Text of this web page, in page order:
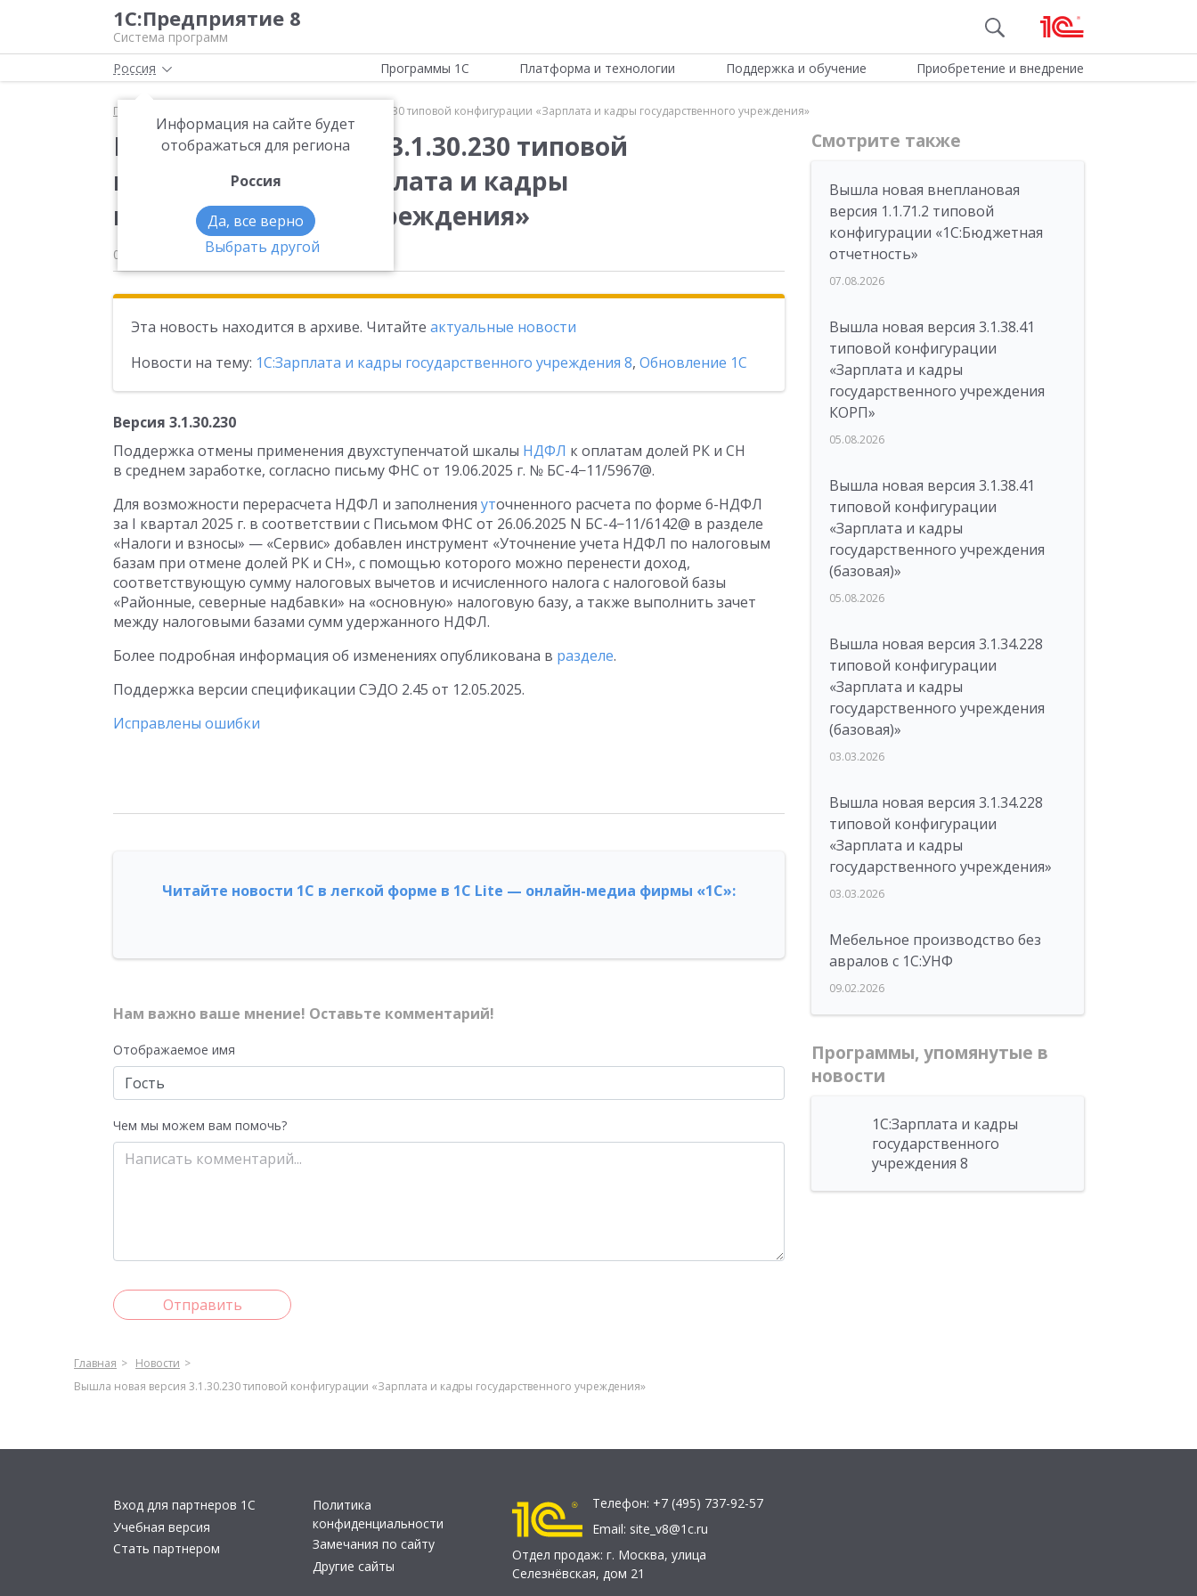
1С:Предприятие 8
Система программ
Россия
Информация на сайте будет
отображаться для региона
Россия
Да, все верно
Выбрать другой
Программы 1С Платформа и технологии Поддержка и обучение Приобретение и внедрение
Главная Вышла новая версия 3.1.30.230 типовой конфигурации «Зарплата и кадры государственного учреждения»
Вышла новая версия 3.1.30.230 типовой
конфигурации «Зарплата и кадры
государственного учреждения»
08.07.2025
Эта новость находится в архиве. Читайте актуальные новости
Новости на тему: 1С:Зарплата и кадры государственного учреждения 8, Обновление 1С
Версия 3.1.30.230
Поддержка отмены применения двухступенчатой шкалы НДФЛ к оплатам долей РК и СН
в среднем заработке, согласно письму ФНС от 19.06.2025 г. № БС-4−11/5967@.
Для возможности перерасчета НДФЛ и заполнения уточненного расчета по форме 6-НДФЛ
за I квартал 2025 г. в соответствии с Письмом ФНС от 26.06.2025 N БС-4−11/6142@ в разделе
«Налоги и взносы» — «Сервис» добавлен инструмент «Уточнение учета НДФЛ по налоговым
базам при отмене долей РК и СН», с помощью которого можно перенести доход,
соответствующую сумму налоговых вычетов и исчисленного налога с налоговой базы
«Районные, северные надбавки» на «основную» налоговую базу, а также выполнить зачет
между налоговыми базами сумм удержанного НДФЛ.
Более подробная информация об изменениях опубликована в разделе.
Поддержка версии спецификации СЭДО 2.45 от 12.05.2025.
Исправлены ошибки
Читайте новости 1С в легкой форме в 1С Lite — онлайн-медиа фирмы «1С»:
Нам важно ваше мнение! Оставьте комментарий!
Отображаемое имя
Чем мы можем вам помочь?
Отправить
Смотрите также
Вышла новая внеплановая
версия 1.1.71.2 типовой
конфигурации «1C:Бюджетная
отчетность»
07.08.2026
Вышла новая версия 3.1.38.41
типовой конфигурации
«Зарплата и кадры
государственного учреждения
КОРП»
05.08.2026
Вышла новая версия 3.1.38.41
типовой конфигурации
«Зарплата и кадры
государственного учреждения
(базовая)»
05.08.2026
Вышла новая версия 3.1.34.228
типовой конфигурации
«Зарплата и кадры
государственного учреждения
(базовая)»
03.03.2026
Вышла новая версия 3.1.34.228
типовой конфигурации
«Зарплата и кадры
государственного учреждения»
03.03.2026
Мебельное производство без
авралов с 1С:УНФ
09.02.2026
Программы, упомянутые в
новости
1С:Зарплата и кадры
государственного
учреждения 8
Главная
Новости
Вышла новая версия 3.1.30.230 типовой конфигурации «Зарплата и кадры государственного учреждения»
Вход для партнеров 1С
Учебная версия
Стать партнером
Политика
конфиденциальности
Замечания по сайту
Другие сайты
Телефон: +7 (495) 737-92-57
Email: site_v8@1c.ru
Отдел продаж: г. Москва, улица
Селезнёвская, дом 21